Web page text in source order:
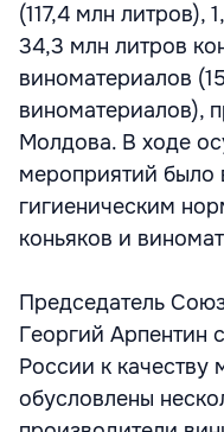
(117,4 млн литров),
34,3 млн литров
виноматериалов
виноматериалов),
Молдова. В ходе
мероприятий было
гигиеническим
коньяков и
Председатель
Георгий Арпентин
России к качеству
обусловлены